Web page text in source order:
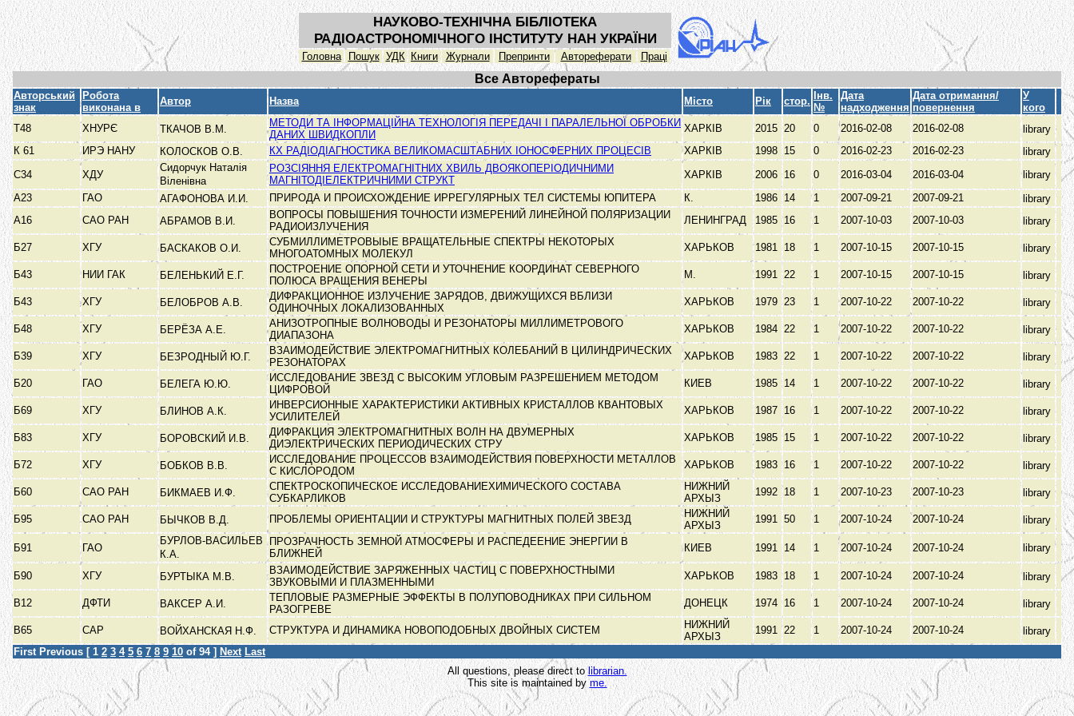
НАУКОВО-ТЕХНІЧНА БІБЛІОТЕКА
РАДІОАСТРОНОМІЧНОГО ІНСТИТУТУ НАН УКРАЇНИ
Головна Пошук УДК Книги Журнали Препринти Автореферати Праці
Все Авторефераты
Авторський
знак
Робота
виконана в
Автор Назва Місто Рік стор.
Інв.
№
Дата
надходження
Дата отримання/
повернення
У
кого
Т48
ХНУРЄ ТКАЧОВ В.М.
МЕТОДИ ТА ІНФОРМАЦІЙНА ТЕХНОЛОГІЯ ПЕРЕДАЧІ І ПАРАЛЕЛЬНОЇ ОБРОБКИ
ДАНИХ ШВИДКОПЛИ
ХАРКІВ 2015 20 0 2016-02-08 2016-02-08
library
К 61
ИРЭ НАНУ КОЛОСКОВ О.В. КХ РАДІОДІАГНОСТИКА ВЕЛИКОМАСШТАБНИХ ІОНОСФЕРНИХ ПРОЦЕСІВ ХАРКІВ 1998 15 0 2016-02-23 2016-02-23
library
С34
ХДУ
Сидорчук Наталія
Віленівна
РОЗСІЯННЯ ЕЛЕКТРОМАГНІТНИХ ХВИЛЬ ДВОЯКОПЕРІОДИЧНИМИ
МАГНІТОДІЕЛЕКТРИЧНИМИ СТРУКТ
ХАРКІВ 2006 16 0 2016-03-04 2016-03-04
library
А23
ГАО АГАФОНОВА И.И. ПРИРОДА И ПРОИСХОЖДЕНИЕ ИРРЕГУЛЯРНЫХ ТЕЛ СИСТЕМЫ ЮПИТЕРА К. 1986 14 1 2007-09-21 2007-09-21
library
А16
САО РАН АБРАМОВ В.И.
ВОПРОСЫ ПОВЫШЕНИЯ ТОЧНОСТИ ИЗМЕРЕНИЙ ЛИНЕЙНОЙ ПОЛЯРИЗАЦИИ
РАДИОИЗЛУЧЕНИЯ
ЛЕНИНГРАД 1985 16 1 2007-10-03 2007-10-03 library
Б27 ХГУ БАСКАКОВ О.И.
СУБМИЛЛИМЕТРОВЫЫЕ ВРАЩАТЕЛЬНЫЕ СПЕКТРЫ НЕКОТОРЫХ
МНОГОАТОМНЫХ МОЛЕКУЛ
ХАРЬКОВ 1981 18 1 2007-10-15 2007-10-15 library
Б43 НИИ ГАК БЕЛЕНЬКИЙ Е.Г.
ПОСТРОЕНИЕ ОПОРНОЙ СЕТИ И УТОЧНЕНИЕ КООРДИНАТ СЕВЕРНОГО
ПОЛЮСА ВРАЩЕНИЯ ВЕНЕРЫ
М. 1991 22 1 2007-10-15 2007-10-15 library
Б43 ХГУ БЕЛОБРОВ А.В.
ДИФРАКЦИОННОЕ ИЗЛУЧЕНИЕ ЗАРЯДОВ, ДВИЖУЩИХСЯ ВБЛИЗИ
ОДИНОЧНЫХ ЛОКАЛИЗОВАННЫХ
ХАРЬКОВ 1979 23 1 2007-10-22 2007-10-22 library
Б48 ХГУ БЕРЁЗА А.Е.
АНИЗОТРОПНЫЕ ВОЛНОВОДЫ И РЕЗОНАТОРЫ МИЛЛИМЕТРОВОГО
ДИАПАЗОНА
ХАРЬКОВ 1984 22 1 2007-10-22 2007-10-22 library
Б39 ХГУ БЕЗРОДНЫЙ Ю.Г.
ВЗАИМОДЕЙСТВИЕ ЭЛЕКТРОМАГНИТНЫХ КОЛЕБАНИЙ В ЦИЛИНДРИЧЕСКИХ
РЕЗОНАТОРАХ
ХАРЬКОВ 1983 22 1 2007-10-22 2007-10-22 library
Б20 ГАО БЕЛЕГА Ю.Ю.
ИССЛЕДОВАНИЕ ЗВЕЗД С ВЫСОКИМ УГЛОВЫМ РАЗРЕШЕНИЕМ МЕТОДОМ
ЦИФРОВОЙ
КИЕВ 1985 14 1 2007-10-22 2007-10-22 library
Б69 ХГУ БЛИНОВ А.К.
ИНВЕРСИОННЫЕ ХАРАКТЕРИСТИКИ АКТИВНЫХ КРИСТАЛЛОВ КВАНТОВЫХ
УСИЛИТЕЛЕЙ
ХАРЬКОВ 1987 16 1 2007-10-22 2007-10-22 library
Б83 ХГУ БОРОВСКИЙ И.В.
ДИФРАКЦИЯ ЭЛЕКТРОМАГНИТНЫХ ВОЛН НА ДВУМЕРНЫХ
ДИЭЛЕКТРИЧЕСКИХ ПЕРИОДИЧЕСКИХ СТРУ
ХАРЬКОВ 1985 15 1 2007-10-22 2007-10-22 library
Б72 ХГУ БОБКОВ В.В.
ИССЛЕДОВАНИЕ ПРОЦЕССОВ ВЗАИМОДЕЙСТВИЯ ПОВЕРХНОСТИ МЕТАЛЛОВ
С КИСЛОРОДОМ
ХАРЬКОВ 1983 16 1 2007-10-22 2007-10-22 library
Б60 САО РАН БИКМАЕВ И.Ф.
СПЕКТРОСКОПИЧЕСКОЕ ИССЛЕДОВАНИЕХИМИЧЕСКОГО СОСТАВА
СУБКАРЛИКОВ
НИЖНИЙ
АРХЫЗ
1992 18 1 2007-10-23 2007-10-23 library
Б95 САО РАН БЫЧКОВ В.Д. ПРОБЛЕМЫ ОРИЕНТАЦИИ И СТРУКТУРЫ МАГНИТНЫХ ПОЛЕЙ ЗВЕЗД
НИЖНИЙ
АРХЫЗ
1991 50 1 2007-10-24 2007-10-24 library
Б91 ГАО
БУРЛОВ-ВАСИЛЬЕВ
К.А.
ПРОЗРАЧНОСТЬ ЗЕМНОЙ АТМОСФЕРЫ И РАСПЕДЕЕНИЕ ЭНЕРГИИ В
БЛИЖНЕЙ
КИЕВ 1991 14 1 2007-10-24 2007-10-24 library
Б90 ХГУ БУРТЫКА М.В.
ВЗАИМОДЕЙСТВИЕ ЗАРЯЖЕННЫХ ЧАСТИЦ С ПОВЕРХНОСТНЫМИ
ЗВУКОВЫМИ И ПЛАЗМЕННЫМИ
ХАРЬКОВ 1983 18 1 2007-10-24 2007-10-24 library
В12 ДФТИ ВАКСЕР А.И.
ТЕПЛОВЫЕ РАЗМЕРНЫЕ ЭФФЕКТЫ В ПОЛУПОВОДНИКАХ ПРИ СИЛЬНОМ
РАЗОГРЕВЕ
ДОНЕЦК 1974 16 1 2007-10-24 2007-10-24 library
В65 САР ВОЙХАНСКАЯ Н.Ф. СТРУКТУРА И ДИНАМИКА НОВОПОДОБНЫХ ДВОЙНЫХ СИСТЕМ
НИЖНИЙ
АРХЫЗ
1991 22 1 2007-10-24 2007-10-24
library
First Previous [ 1 2 3 4 5 6 7 8 9 10 of 94 ] Next Last
All questions, please direct tolibrarian.
This site is maintained byme.